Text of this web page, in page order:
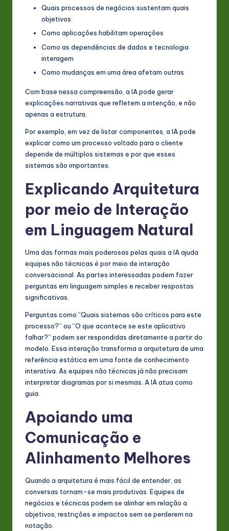
Quais processos de negócios sustentam quais
objetivos
Como aplicações habilitam operações
Como as dependências de dados e tecnologia
interagem
Como mudanças em uma área afetam outras
Com base nessa compreensão, a IA pode gerar
explicações narrativas que refletem a intenção, e não
apenas a estrutura.
Por exemplo, em vez de listar componentes, a IA pode
explicar como um processo voltado para o cliente
depende de múltiplos sistemas e por que esses
sistemas são importantes.
Explicando Arquitetura
por meio de Interação
em Linguagem Natural
Uma das formas mais poderosas pelas quais a IA ajuda
equipes não técnicas é por meio de interação
conversacional. As partes interessadas podem fazer
perguntas em linguagem simples e receber respostas
significativas.
Perguntas como “Quais sistemas são críticos para este
processo?” ou “O que acontece se este aplicativo
falhar?” podem ser respondidas diretamente a partir do
modelo. Essa interação transforma a arquitetura de uma
referência estática em uma fonte de conhecimento
interativa. As equipes não técnicas já não precisam
interpretar diagramas por si mesmas. A IA atua como
guia.
Apoiando uma
Comunicação e
Alinhamento Melhores
Quando a arquitetura é mais fácil de entender, as
conversas tornam-se mais produtivas. Equipes de
negócios e técnicas podem se alinhar em relação a
objetivos, restrições e impactos sem se perderem na
notação.